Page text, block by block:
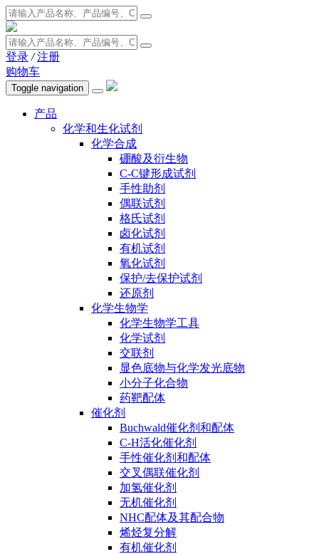
登录 / 注册
购物车
Toggle navigation
产品
化学和生化试剂
化学合成
硼酸及衍生物
C-C键形成试剂
手性助剂
偶联试剂
格氏试剂
卤化试剂
有机试剂
氧化试剂
保护/去保护试剂
还原剂
化学生物学
化学生物学工具
化学试剂
交联剂
显色底物与化学发光底物
小分子化合物
药靶配体
催化剂
Buchwald催化剂和配体
C-H活化催化剂
手性催化剂和配体
交叉偶联催化剂
加氢催化剂
无机催化剂
NHC配体及其配合物
烯烃复分解
有机催化剂